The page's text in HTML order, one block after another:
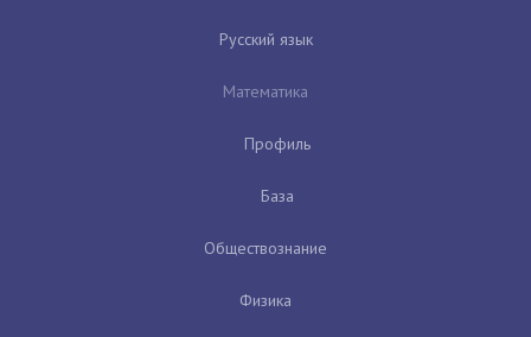
Русский язык
Математика
Профиль
База
Обществознание
Физика